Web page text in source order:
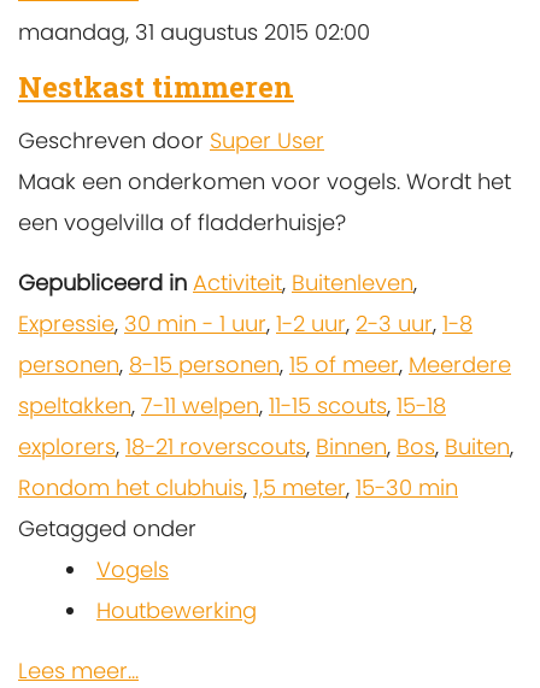
maandag, 31 augustus 2015 02:00
Nestkast timmeren
Geschreven door Super User
Maak een onderkomen voor vogels. Wordt het
een vogelvilla of fladderhuisje?
Gepubliceerd in Activiteit, Buitenleven,
Expressie, 30 min - 1 uur, 1-2 uur, 2-3 uur, 1-8
personen, 8-15 personen, 15 of meer, Meerdere
speltakken, 7-11 welpen, 11-15 scouts, 15-18
explorers, 18-21 roverscouts, Binnen, Bos, Buiten,
Rondom het clubhuis, 1,5 meter, 15-30 min
Getagged onder
Vogels
Houtbewerking
Lees meer...